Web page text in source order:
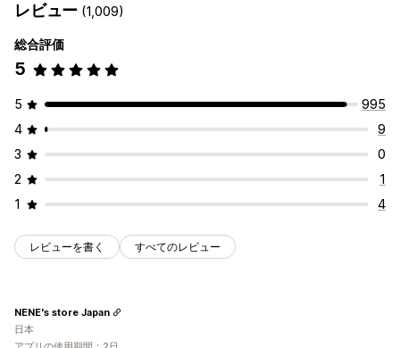
レビュー (1,009)
総合評価
5
5
995
4
9
3
0
2
1
1
4
レビューを書く すべてのレビュー
NENE's store Japan
日本